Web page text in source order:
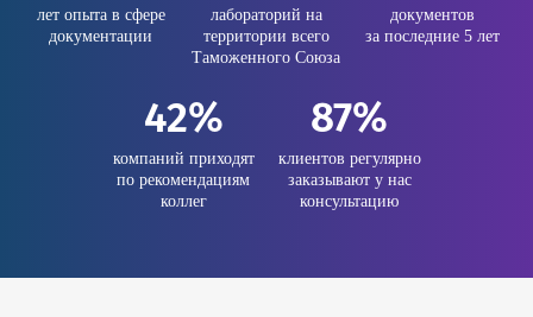
лет опыта в сфере
документации
лабораторий на
территории всего
Таможенного Союза
документов
за последние 5 лет
42%
компаний приходят
по рекомендациям
коллег
87%
клиентов регулярно
заказывают у нас
консультацию